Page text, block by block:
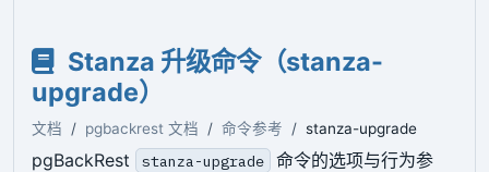
Stanza 升级命令（stanza-
upgrade）
文档 pgbackrest 文档 命令参考 stanza-upgrade
pgBackRest stanza-upgrade
命令的选项与行为参